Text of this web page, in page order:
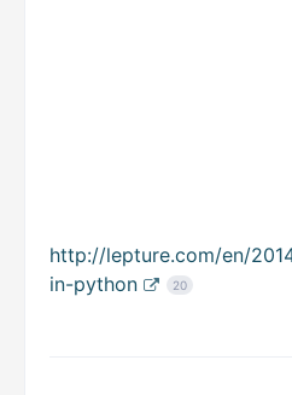
http://lepture.com/en/
in-python
20